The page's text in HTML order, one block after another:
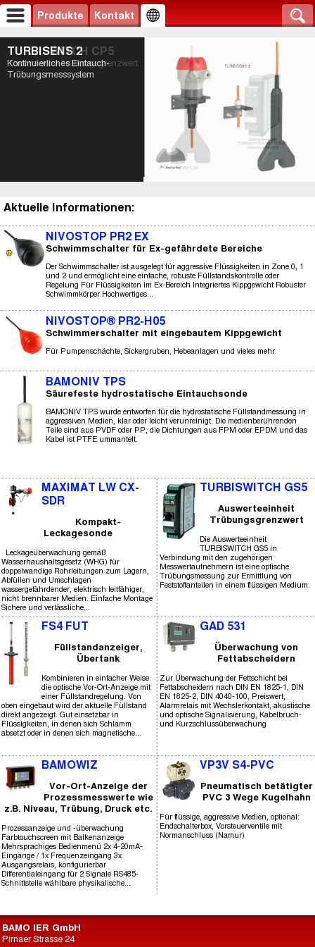
Produkte Kontakt
TURBISENS 2
Kontinuierliches Eintauch-
Trübungsmesssystem
TURBISWITCH CP5
Tauchsonde Trübungsgrenzwert
Aktuelle Informationen:
NIVOSTOP PR2 EX
Schwimmschalter für Ex-gefährdete Bereiche
Der Schwimmschalter ist ausgelegt für aggressive Flüssigkeiten in Zone 0, 1
und 2 und ermöglicht eine einfache, robuste Füllstandskontrolle oder
Regelung Für Flüssigkeiten im Ex-Bereich Integriertes Kippgewicht Robuster
Schwimmkörper Hochwertiges...
NIVOSTOP® PR2-H05
Schwimmerschalter mit eingebautem Kippgewicht
Für Pumpenschächte, Sickergruben, Hebeanlagen und vieles mehr
BAMONIV TPS
Säurefeste hydrostatische Eintauchsonde
BAMONIV TPS wurde entworfen für die hydrostatische Füllstandmessung in
aggressiven Medien, klar oder leicht verunreinigt. Die medienberührenden
Teile sind aus PVDF oder PP, die Dichtungen aus FPM oder EPDM und das
Kabel ist PTFE ummantelt.
MAXIMAT LW CX-
SDR
Kompakt-
Leckagesonde
Leckageüberwachung gemäß
Wasserhaushaltsgesetz (WHG) für
doppelwandige Rohrleitungen zum Lagern,
Abfüllen und Umschlagen
wassergefährdender, elektrisch leitfähiger,
nicht brennbarer Medien. Einfache Montage
Sichere und verlässliche...
TURBISWITCH GS5
Auswerteeinheit
Trübungsgrenzwert
Die Auswerteeinheit
TURBISWITCH GS5 in
Verbindung mit den zugehörigen
Messwertaufnehmern ist eine optische
Trübungsmessung zur Ermittlung von
Feststoffanteilen in einem flüssigen Medium.
FS4 FUT
Füllstandanzeiger,
Übertank
Kombinieren in einfacher Weise
die optische Vor-Ort-Anzeige mit
einer Füllstandregelung. Von
oben eingebaut wird der aktuelle Füllstand
direkt angezeigt. Gut einsetzbar in
Flüssigkeiten, in denen sich Schlamm
absetzt oder in denen sich magnetische...
GAD 531
Überwachung von
Fettabscheidern
Zur Überwachung der Fettschicht bei
Fettabscheidern nach DIN EN 1825-1, DIN
EN 1825-2, DIN 4040-100, Preiswert,
Alarmrelais mit Wechslerkontakt, akustische
und optische Signalisierung, Kabelbruch-
und Kurzschlussüberwachung
BAMOWIZ
Vor-Ort-Anzeige der
Prozessmesswerte wie
z.B. Niveau, Trübung, Druck etc.
Prozessanzeige und -überwachung
Farbtouchscreen mit Balkenanzeige
Mehrsprachiges Bedienmenü 2x 4-20mA-
Eingänge / 1x Frequenzeingang 3x
Ausgangsrelais, konfigurierbar
Differentialeingang für 2 Signale RS485-
Schnittstelle wählbare physikalische...
VP3V S4-PVC
Pneumatisch betätigter
PVC 3 Wege Kugelhahn
Für flüssige, aggressive Medien, optional:
Endschalterbox, Vorsteuerventile mit
Normanschluss (Namur)
BAMO IER GmbH
Pirnaer Strasse 24